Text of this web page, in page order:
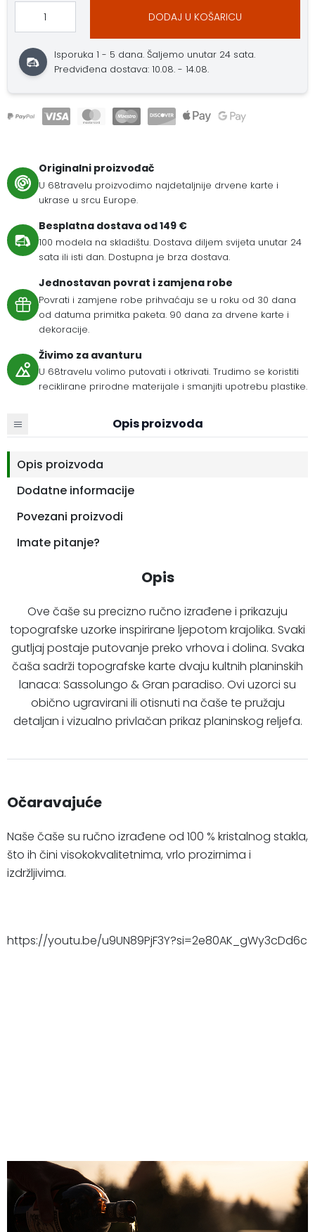
DODAJ U KOŠARICU
Isporuka 1 - 5 dana. Šaljemo unutar 24 sata.
Predviđena dostava: 10.08. - 14.08.
Originalni proizvođač
U 68travelu proizvodimo najdetaljnije drvene karte i
ukrase u srcu Europe.
Besplatna dostava od 149 €
100 modela na skladištu. Dostava diljem svijeta unutar 24
sata ili isti dan. Dostupna je brza dostava.
Jednostavan povrat i zamjena robe
Povrati i zamjene robe prihvaćaju se u roku od 30 dana
od datuma primitka paketa. 90 dana za drvene karte i
dekoracije.
Živimo za avanturu
U 68travelu volimo putovati i otkrivati. Trudimo se koristiti
reciklirane prirodne materijale i smanjiti upotrebu plastike.
Opis proizvoda
Opis proizvoda
Dodatne informacije
Povezani proizvodi
Imate pitanje?
Opis
Ove čaše su precizno ručno izrađene i prikazuju
topografske uzorke inspirirane ljepotom krajolika. Svaki
gutljaj postaje putovanje preko vrhova i dolina. Svaka
čaša sadrži topografske karte dvaju kultnih planinskih
lanaca: Sassolungo & Gran paradiso. Ovi uzorci su
obično ugravirani ili otisnuti na čaše te pružaju
detaljan i vizualno privlačan prikaz planinskog reljefa.
Očaravajuće
Naše čaše su ručno izrađene od 100 % kristalnog stakla,
što ih čini visokokvalitetnima, vrlo prozirnima i
izdržljivima.
https://youtu.be/u9UN89PjF3Y?si=2e80AK_gWy3cDd6c